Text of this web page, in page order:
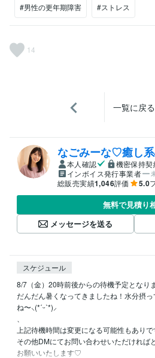
#男性の更年期障害 #ストレス
14
一覧に戻る
なごみーな♡癒し
本人確認
機密保持
インボイス発行事業者
総販売実績1,046評価 5.0
無料で見積り
メッセージを送る
スケジュール
8/7（金）20時前後からの待機予定となり
だんだん暑くなってきましたね！水分摂
ね〜⸜(*ˊᵕˋ*)⸝‬
上記待機時間は変更になる可能性もあり
その他DMにてお問い合わせいただければ
お願いいたします♡